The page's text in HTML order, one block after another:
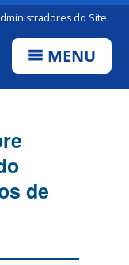
do Site
MENU
de